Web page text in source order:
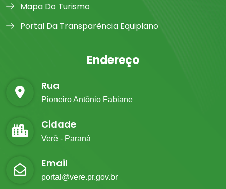
Mapa Do Turismo
Portal Da Transparência Equiplano
Endereço
Rua
Pioneiro Antônio Fabiane
Cidade
Verê - Paraná
Email
portal@vere.pr.gov.br